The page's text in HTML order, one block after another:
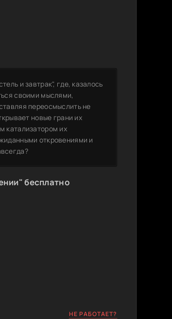
и завтрак", где, казалось
своими мыслями,
переосмыслить не
новые грани их
катализатором их
откровениями и
бесплатно
НЕ РАБОТАЕТ?